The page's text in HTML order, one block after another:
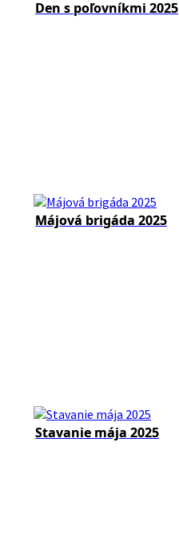
Den s poľovníkmi 2025
Májová brigáda 2025
Stavanie mája 2025